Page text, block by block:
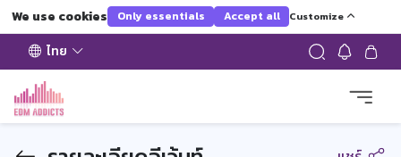
We use cookies Only essentials Accept all Customize
ไทย